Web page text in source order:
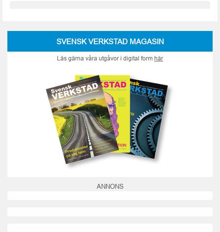
SVENSK VERKSTAD MAGASIN
Läs gärna våra utgåvor i digital form här
ANNONS